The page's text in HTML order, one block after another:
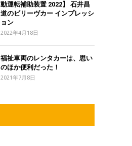
動運転補助装置 2022】 石井昌
道のビリーヴカー インプレッシ
ョン
2022年4月18日
福祉車両のレンタカーは、思い
のほか便利だった！
2021年7月8日